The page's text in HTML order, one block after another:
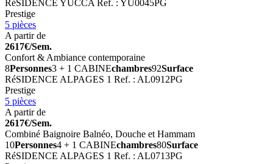
RéSIDENCE YUCCA Ref. : YU0045PG
Prestige
5 pièces
A partir de
2617€/Sem.
Confort & Ambiance contemporaine
8Personnes3 + 1 CABINEchambres92Surface
RéSIDENCE ALPAGES 1 Ref. : AL0912PG
Prestige
5 pièces
A partir de
2617€/Sem.
Combiné Baignoire Balnéo, Douche et Hammam
10Personnes4 + 1 CABINEchambres80Surface
RéSIDENCE ALPAGES 1 Ref. : AL0713PG